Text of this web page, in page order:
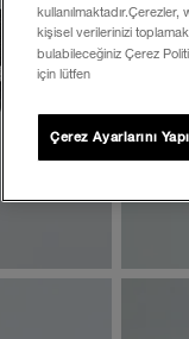
kullanılmaktadır.Çerezler,
kişisel verilerinizi
bulabileceğiniz Çerez
için lütfen
Çerez Ayarlarını